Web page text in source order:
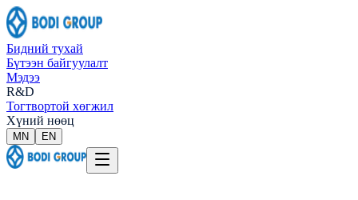
Бидний тухай
Бүтээн байгуулалт
Мэдээ
R&D
Тогтвортой хөгжил
Хүний нөөц
МN EN